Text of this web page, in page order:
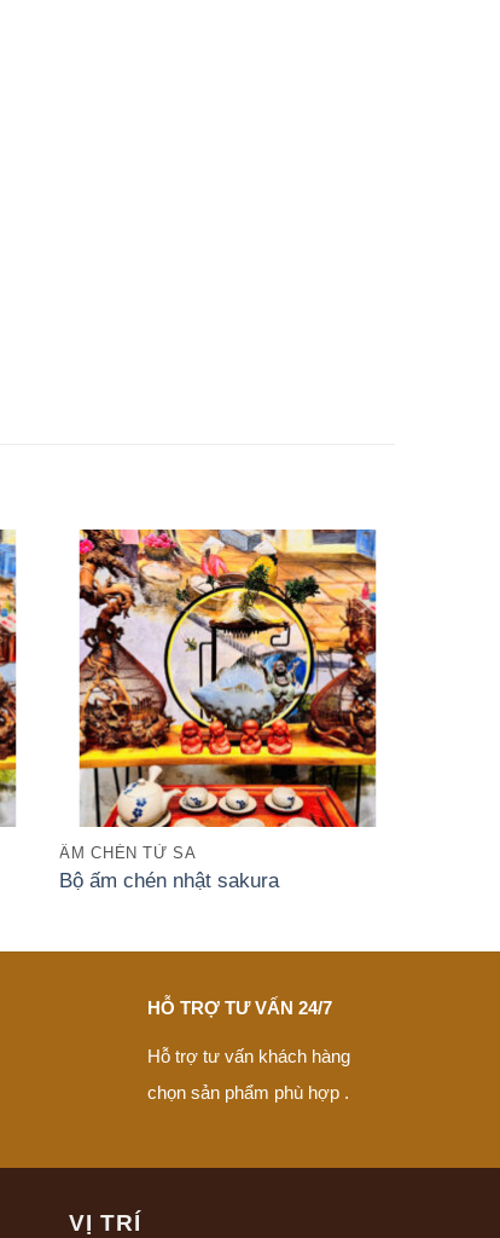
ẤM CHÉN TỬ SA
Bộ ấm chén nhật sakura
HỖ TRỢ TƯ VẤN 24/7
Hỗ trợ tư vấn khách hàng
chọn sản phẩm phù hợp .
VỊ TRÍ